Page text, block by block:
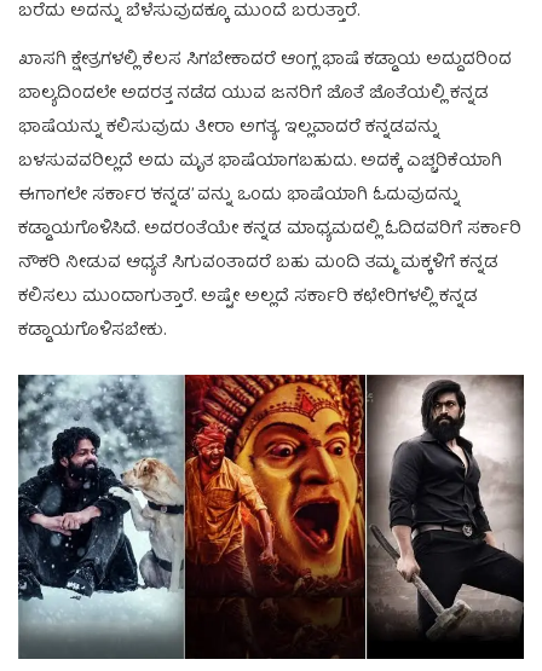
ಬರೆದು ಅದನ್ನು ಬೆಳೆಸುವುದಕ್ಕೂ ಮುಂದೆ ಬರುತ್ತಾರೆ.
ಖಾಸಗಿ ಕ್ಷೇತ್ರಗಳಲ್ಲಿ ಕೆಲಸ ಸಿಗಬೇಕಾದರೆ ಆಂಗ್ಲ ಭಾಷೆ ಕಡ್ಡಾಯ ಅದ್ದುದರಿಂದ
ಬಾಲ್ಯದಿಂದಲೇ ಅದರತ್ತ ನಡೆದ ಯುವ ಜನರಿಗೆ ಜೊತೆ ಜೊತೆಯಲ್ಲಿ ಕನ್ನಡ
ಭಾಷೆಯನ್ನು ಕಲಿಸುವುದು ತೀರಾ ಅಗತ್ಯ. ಇಲ್ಲವಾದರೆ ಕನ್ನಡವನ್ನು
ಬಳಸುವವರಿಲ್ಲದೆ ಅದು ಮೃತ ಭಾಷೆಯಾಗಬಹುದು. ಅದಕ್ಕೆ ಎಚ್ಚರಿಕೆಯಾಗಿ
ಈಗಾಗಲೇ ಸರ್ಕಾರ ‘ಕನ್ನಡ’ ವನ್ನು ಒಂದು ಭಾಷೆಯಾಗಿ ಓದುವುದನ್ನು
ಕಡ್ಡಾಯಗೊಳಿಸಿದೆ. ಅದರಂತೆಯೇ ಕನ್ನಡ ಮಾಧ್ಯಮದಲ್ಲಿ ಓದಿದವರಿಗೆ ಸರ್ಕಾರಿ
ನೌಕರಿ ನೀಡುವ ಆಧ್ಯತೆ ಸಿಗುವಂತಾದರೆ ಬಹು ಮಂದಿ ತಮ್ಮ ಮಕ್ಕಳಿಗೆ ಕನ್ನಡ
ಕಲಿಸಲು ಮುಂದಾಗುತ್ತಾರೆ. ಅಷ್ಟೇ ಅಲ್ಲದೆ ಸರ್ಕಾರಿ ಕಛೇರಿಗಳಲ್ಲಿ ಕನ್ನಡ
ಕಡ್ಡಾಯಗೊಳಿಸಬೇಕು.